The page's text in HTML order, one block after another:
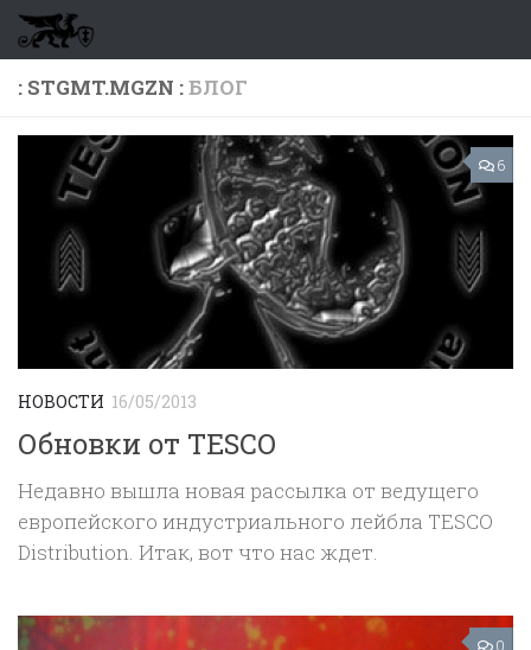
Перейти к содержимому
: STGMT.MGZN :БЛОГ
6
НОВОСТИ 16/05/2013
Обновки от TESCO
Недавно вышла новая рассылка от ведущего
европейского индустриального лейбла TESCO
Distribution. Итак, вот что нас ждет.
0